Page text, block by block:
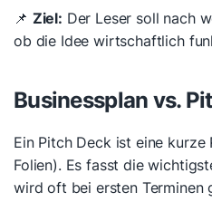
📌 Ziel: Der Leser soll nach
ob die Idee wirtschaftlich
Businessplan vs.
Ein Pitch Deck ist eine kurze
Folien). Es fasst die
wird oft bei ersten Terminen